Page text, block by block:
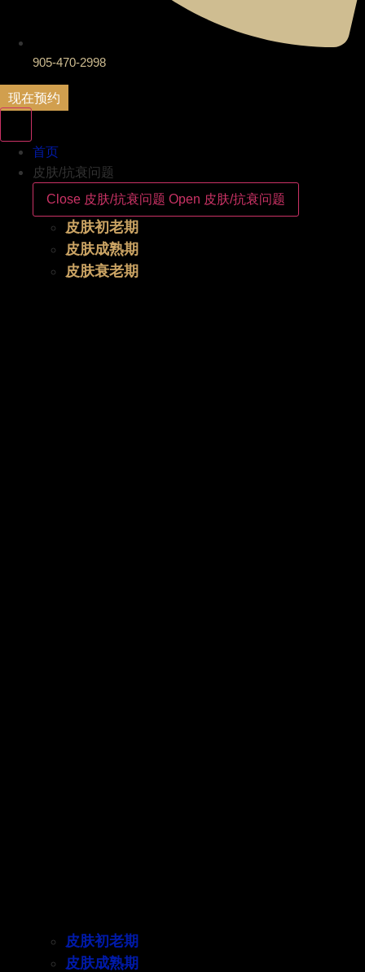
905-470-2998
现在预约
首页
皮肤/抗衰问题
Close 皮肤/抗衰问题 Open 皮肤/抗衰问题
皮肤初老期
皮肤成熟期
皮肤衰老期
皮肤初老期
皮肤成熟期